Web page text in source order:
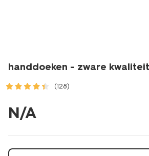
handdoeken - zware kwaliteit
(128)
slapen/badkamer/handdoeken/
-
zware-
kwaliteit-
N/A